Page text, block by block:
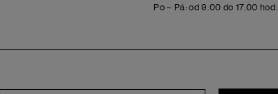
Po – Pá: od 9.00 do 17.00 hod.